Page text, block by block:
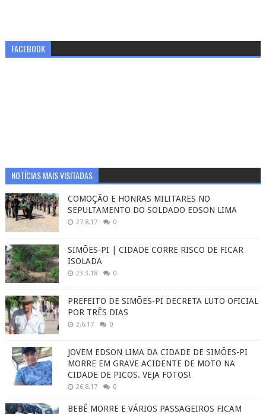
FACEBOOK
NOTÍCIAS MAIS VISITADAS
COMOÇÃO E HONRAS MILITARES NO
SEPULTAMENTO DO SOLDADO EDSON LIMA
27.8.17 0
SIMÕES-PI | CIDADE CORRE RISCO DE FICAR
ISOLADA
23.3.18 0
PREFEITO DE SIMÕES-PI DECRETA LUTO OFICIAL
POR TRÊS DIAS
2.6.17 0
JOVEM EDSON LIMA DA CIDADE DE SIMÕES-PI
MORRE EM GRAVE ACIDENTE DE MOTO NA
CIDADE DE PICOS. VEJA FOTOS!
26.8.17 0
BEBÊ MORRE E VÁRIOS PASSAGEIROS FICAM